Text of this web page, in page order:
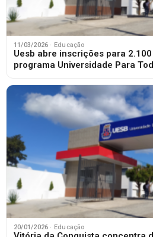
11/03/2026 · Educação
Uesb abre inscrições para
programa Universidade Para
20/01/2026 · Educação